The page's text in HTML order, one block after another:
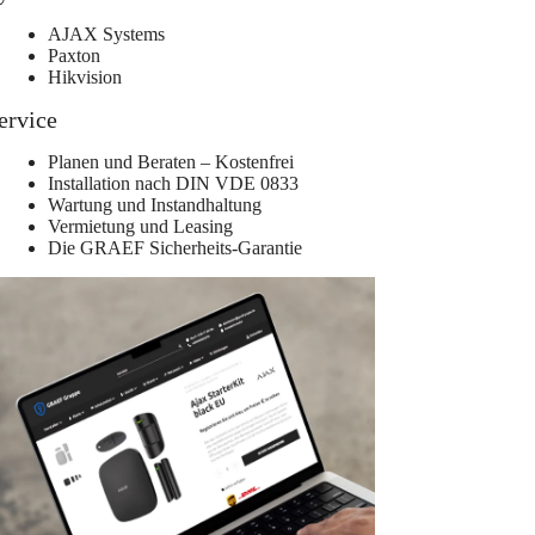
AJAX Systems
Paxton
Hikvision
Planen und Beraten – Kostenfrei
Installation nach DIN VDE 0833
Wartung und Instandhaltung
Vermietung und Leasing
Die GRAEF Sicherheits-Garantie